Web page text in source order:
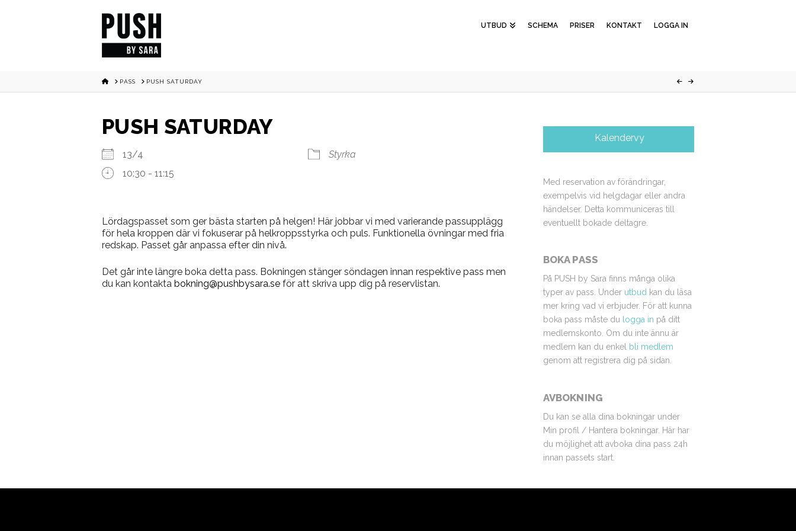
UTBUD SCHEMA PRISER KONTAKT LOGGA IN
HOMEPASS PUSH SATURDAY
PUSH SATURDAY
13/4
10:30 - 11:15
Styrka
Lördagspasset som ger bästa starten på helgen! Här jobbar vi med varierande passupplägg
för hela kroppen där vi fokuserar på helkroppsstyrka och puls. Funktionella övningar med fria
redskap. Passet går anpassa efter din nivå.
Det går inte längre boka detta pass. Bokningen stänger söndagen innan respektive pass men
du kan kontakta bokning@pushbysara.se för att skriva upp dig på reservlistan.
Kalendervy
Med reservation av förändringar,
exempelvis vid helgdagar eller andra
händelser. Detta kommuniceras till
eventuellt bokade deltagre.
BOKA PASS
På PUSH by Sara finns många olika
typer av pass. Under utbudkan du läsa
mer kring vad vi erbjuder. För att kunna
boka pass måste du logga in på ditt
medlemskonto. Om du inte ännu är
medlem kan du enkel bli medlem
genom att registrera dig på sidan.
AVBOKNING
Du kan se alla dina bokningar under
Min profil / Hantera bokningar. Här har
du möjlighet att avboka dina pass 24h
innan passets start.